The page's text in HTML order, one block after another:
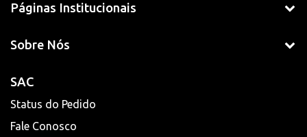
Páginas Institucionais
Sobre Nós
SAC
Status do Pedido
Fale Conosco